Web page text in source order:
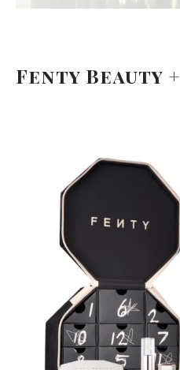
Fenty Beauty